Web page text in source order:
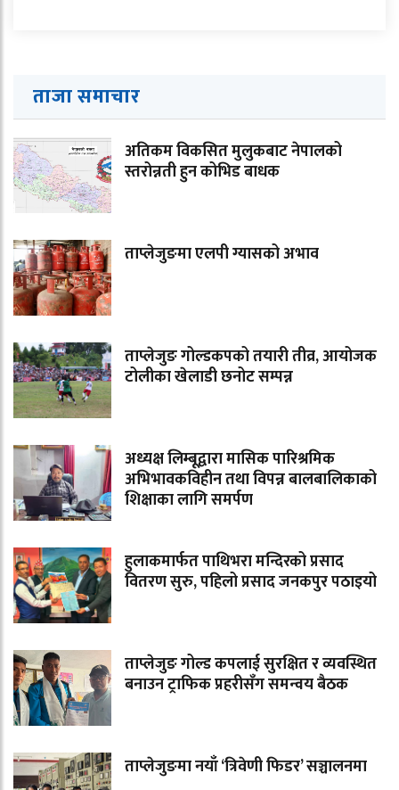
ताजा समाचार
अतिकम विकसित मुलुकबाट नेपालको
स्तरोन्नती हुन कोभिड बाधक
ताप्लेजुङमा एलपी ग्यासको अभाव
ताप्लेजुङ गोल्डकपको तयारी तीव्र, आयोजक
टोलीका खेलाडी छनोट सम्पन्न
अध्यक्ष लिम्बूद्वारा मासिक पारिश्रमिक
अभिभावकविहीन तथा विपन्न बालबालिकाको
शिक्षाका लागि समर्पण
हुलाकमार्फत पाथिभरा मन्दिरको प्रसाद
वितरण सुरु, पहिलो प्रसाद जनकपुर पठाइयो
ताप्लेजुङ गोल्ड कपलाई सुरक्षित र व्यवस्थित
बनाउन ट्राफिक प्रहरीसँग समन्वय बैठक
ताप्लेजुङमा नयाँ ‘त्रिवेणी फिडर’ सञ्चालनमा